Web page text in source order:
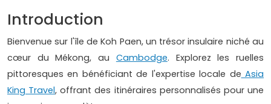
Introduction
Bienvenue sur l'île de Koh Paen, un trésor insulaire niché au
cœur du Mékong, au Cambodge. Explorez les ruelles
pittoresques en bénéficiant de l'expertise locale de Asia
King Travel, offrant des itinéraires personnalisés pour une